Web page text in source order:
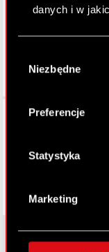
danych i w
lokalizacji
palca)
osobiste dane
preferencje w
zgodę w
zgody
Niezbędne
Preferencje
Statystyka
Marketing